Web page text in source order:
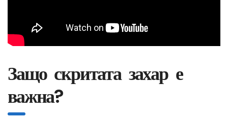
Защо скритата захар е
важна?